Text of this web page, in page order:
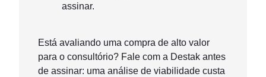
assinar.
Está avaliando uma compra de alto valor
para o consultório? Fale com a Destak antes
de assinar: uma análise de viabilidade custa